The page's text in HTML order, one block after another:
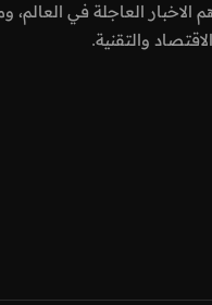
الاخبار العاجلة في العالم،
والتقنية.